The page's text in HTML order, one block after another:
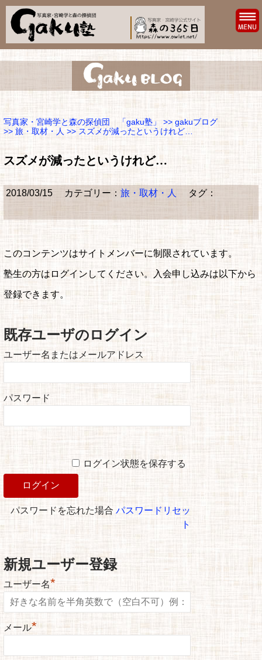
写真家・宮崎学と森の探偵団 「gaku塾」 >> gakuブログ
>> 旅・取材・人 >> スズメが減ったというけれど…
スズメが減ったというけれど…
2018/03/15 カテゴリー： 旅・取材・人 タグ：
このコンテンツはサイトメンバーに制限されています。
塾生の方はログインしてください。入会申し込みは以下から
登録できます。
既存ユーザのログイン
ユーザー名またはメールアドレス
パスワード
ログイン状態を保存する
パスワードを忘れた場合パスワードリセッ
ト
新規ユーザー登録
ユーザー名*
メール*